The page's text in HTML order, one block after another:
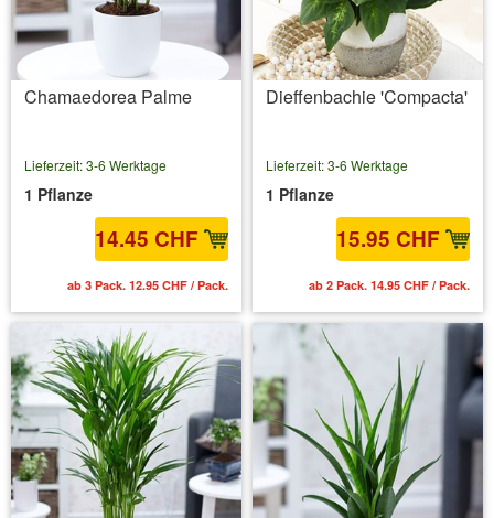
Chamaedorea Palme
Lieferzeit: 3-6 Werktage
1 Pflanze
14.45 CHF
ab 3 Pack. 12.95 CHF / Pack.
Dieffenbachie 'Compacta'
Lieferzeit: 3-6 Werktage
1 Pflanze
15.95 CHF
ab 2 Pack. 14.95 CHF / Pack.